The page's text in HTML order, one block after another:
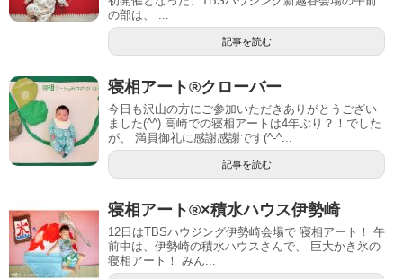
の部は、 ...
記事を読む
寝相アート®︎クローバー
今日も沢山の方にご参加いただきありがとうござい
ました(^^) 高崎での寝相アートは4年ぶり？！でした
が、 満員御礼に感謝感謝です(^-^...
記事を読む
寝相アート®︎×積水ハウス伊勢崎
12日はTBSハウジング伊勢崎会場で 寝相アート！ 午
前中は、伊勢崎の積水ハウスさんで、 巨大かき氷の
寝相アート！ みん...